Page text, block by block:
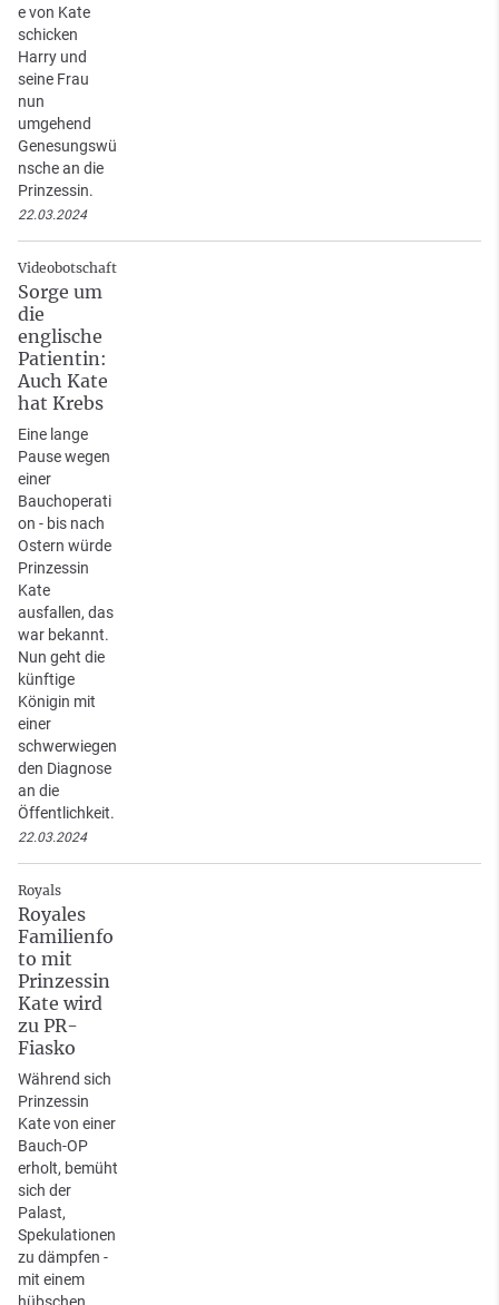
e von Kate
schicken
Harry und
seine Frau
nun
umgehend
Genesungswü
nsche an die
Prinzessin.
22.03.2024
Videobotschaft
Sorge um
die
englische
Patientin:
Auch Kate
hat Krebs
Eine lange
Pause wegen
einer
Bauchoperati
on - bis nach
Ostern würde
Prinzessin
Kate
ausfallen, das
war bekannt.
Nun geht die
künftige
Königin mit
einer
schwerwiegen
den Diagnose
an die
Öffentlichkeit.
22.03.2024
Royals
Royales
Familienfo
to mit
Prinzessin
Kate wird
zu PR-
Fiasko
Während sich
Prinzessin
Kate von einer
Bauch-OP
erholt, bemüht
sich der
Palast,
Spekulationen
zu dämpfen -
mit einem
hübschen